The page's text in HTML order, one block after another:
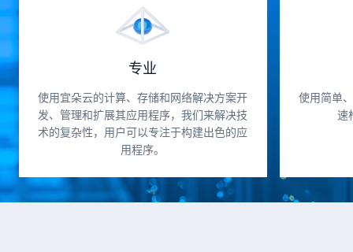
专业
使用宜朵云的计算、存储和网络解决方案开
发、管理和扩展其应用程序，我们来解决技
术的复杂性，用户可以专注于构建出色的应
用程序。
使用简单
速